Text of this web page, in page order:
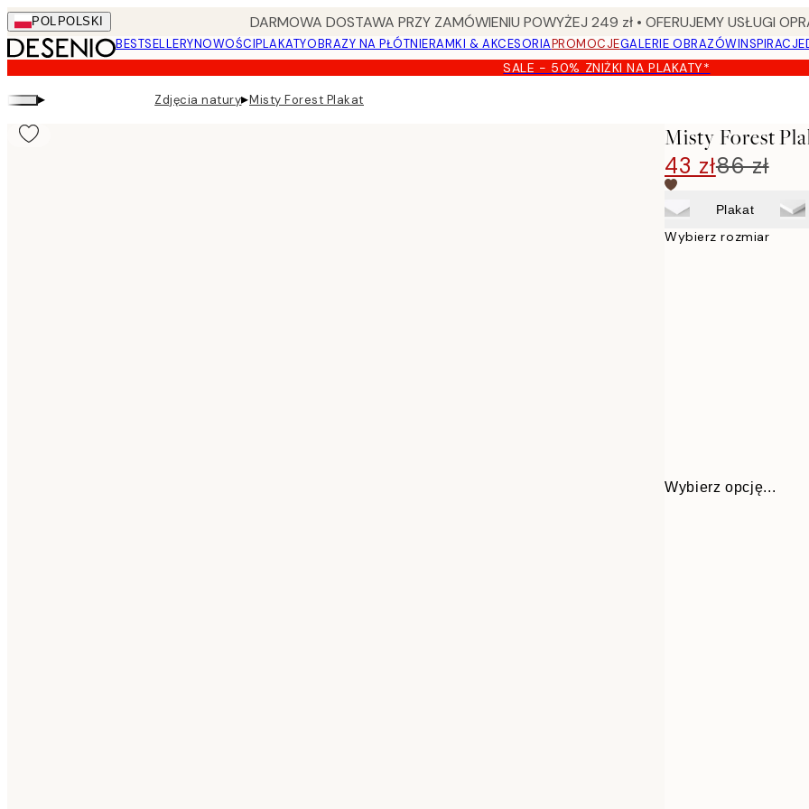
Skip
to
main
content.
POL POLSKI DARMOWA DOSTAWA PRZY ZAMÓWIENIU POWYŻEJ 249 zł • OFERUJEMY USŁUGI
BESTSELLERYNOWOŚCIPLAKATYOBRAZY NA PŁÓTNIERAMKI & AKCESORIAPROMOCJEGALERIE OBRAZÓWINSPIRACJE
SALE - 50% ZNIŻKI NA PLAKATY*
▸ Zdjęcia natury▸Misty Forest Plakat
Misty Forest
43 zł86 zł
Plakat
Wybierz rozmiar
Wybierz opcję...